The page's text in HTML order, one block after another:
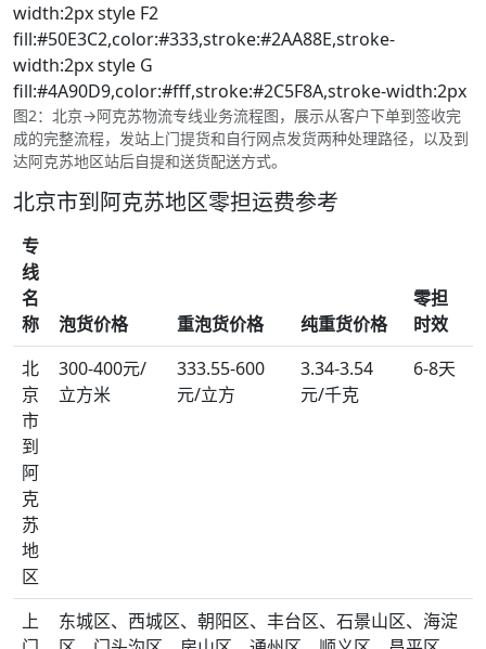
width:2px style F2
fill:#50E3C2,color:#333,stroke:#2AA88E,stroke-
width:2px style G
fill:#4A90D9,color:#fff,stroke:#2C5F8A,stroke-width:2px
图2：北京→阿克苏物流专线业务流程图，展示从客户下单到签收完
成的完整流程，发站上门提货和自行网点发货两种处理路径，以及到
达阿克苏地区站后自提和送货配送方式。
北京市到阿克苏地区零担运费参考
专
线
名
称
泡货价格 重泡货价格 纯重货价格
零担
时效
北
京
市
到
阿
克
苏
地
区
300-400元/
立方米
333.55-600
元/立方
3.34-3.54
元/千克
6-8天
上
东城区、西城区、朝阳区、丰台区、石景山区、海淀